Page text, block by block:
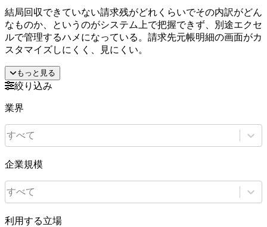
結局回収できていない請求残がどれくらいでその内訳がどん
なものか、というのがシステム上で把握できず、別途エクセ
ルで管理するハメになっている。請求先元帳明細の画面がカ
スタマイズしにくく、見にくい。
もっと見る
絞り込み
業界
すべて
企業規模
すべて
利用する立場